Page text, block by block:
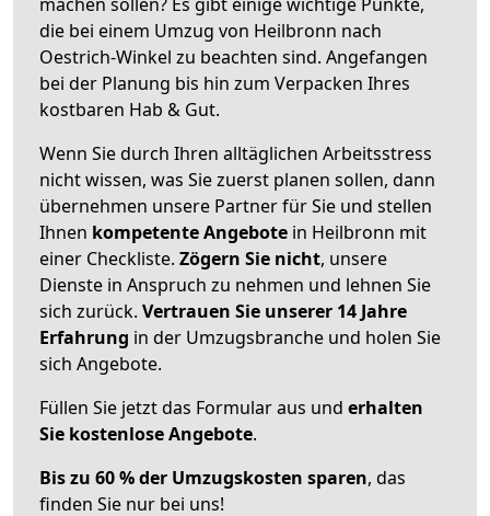
die bei einem Umzug von Heilbronn nach
Oestrich-Winkel zu beachten sind. Angefangen
bei der Planung bis hin zum Verpacken Ihres
kostbaren Hab & Gut.
Wenn Sie durch Ihren alltäglichen Arbeitsstress
nicht wissen, was Sie zuerst planen sollen, dann
übernehmen unsere Partner für Sie und stellen
Ihnen kompetente Angebote in Heilbronn mit
einer Checkliste. Zögern Sie nicht, unsere
Dienste in Anspruch zu nehmen und lehnen Sie
sich zurück. Vertrauen Sie unserer 14 Jahre
Erfahrung in der Umzugsbranche und holen Sie
sich Angebote.
Füllen Sie jetzt das Formular aus und erhalten
Sie kostenlose Angebote.
Bis zu 60 % der Umzugskosten sparen, das
finden Sie nur bei uns!